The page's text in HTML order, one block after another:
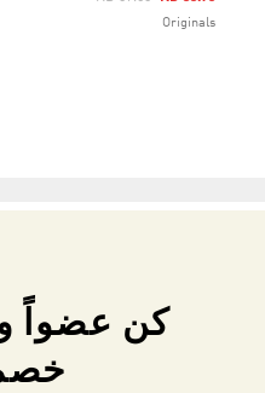
Originals
كن عضواً
خصم